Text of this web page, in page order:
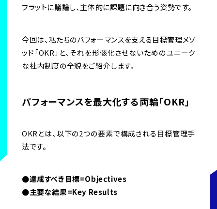
フラットに議論し、主体的に課題に向き合う姿勢です。
今回は、私たちのパフォーマンスを支える目標管理メソ
ッド「OKR」と、それを形骸化させないためのユニーク
な社内制度の全貌をご紹介します。
パフォーマンスを最大化する両輪「OKR」
OKRとは、以下の2つの要素で構成される目標管理手
法です。
●達成すべき目標=Objectives
●主要な結果=Key Results